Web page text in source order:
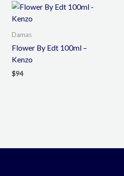
Damas
Flower By Edt 100ml –
Kenzo
$94